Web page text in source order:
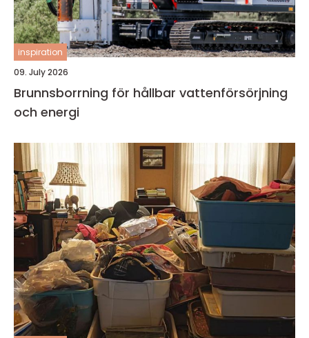
inspiration
09. July 2026
Brunnsborrning för hållbar vattenförsörjning
och energi